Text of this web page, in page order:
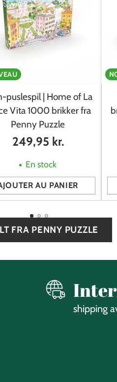
puslespil | Home of La
Vita 1000 brikker fra
Penny Puzzle
249,95 kr.
En stock
AU PANIER
FRA PENNY PUZZLE
shipping